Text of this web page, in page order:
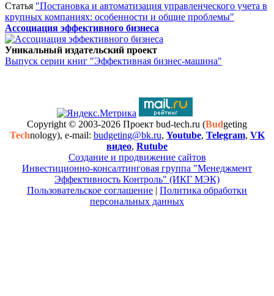
Статья "Постановка и автоматизация управленческого учета в
крупных компаниях: особенности и общие проблемы"
Ассоциация эффективного бизнеса
Уникальный издательский проект
Выпуск серии книг "Эффективная бизнес-машина"
Copyright © 2003-2026 Проект bud-tech.ru (Budgeting
Technology), e-mail: budgeting@bk.ru, Youtube, Telegram, VK
видео, Rutube
Создание и продвижение сайтов
Инвестиционно-консалтинговая группа "Менеджмент
Эффективность Контроль" (ИКГ МЭК)
Пользовательское соглашение | Политика обработки
персональных данных